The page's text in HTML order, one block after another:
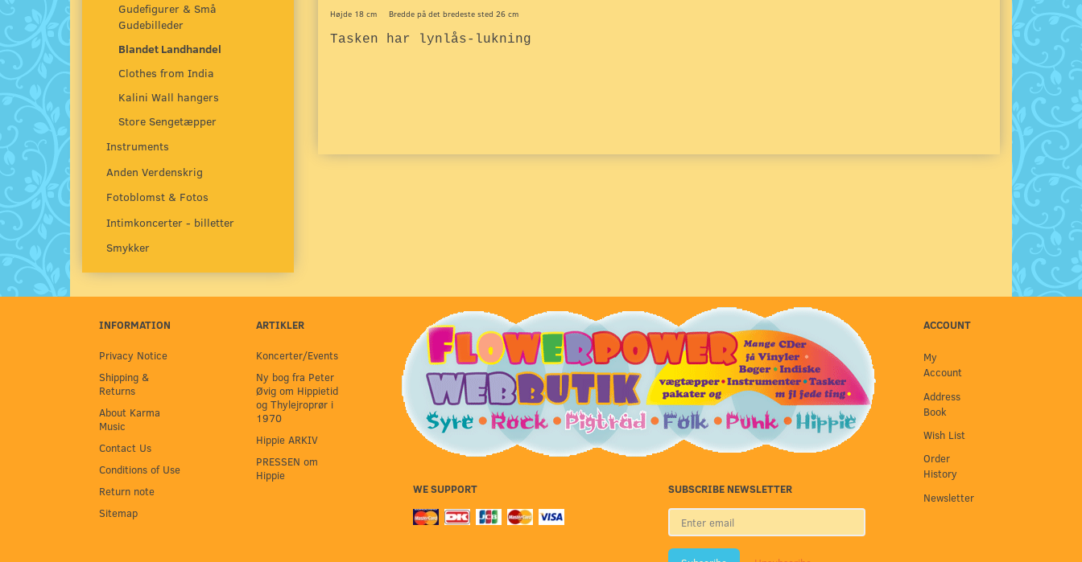
Gudefigurer & Små
Gudebilleder
Blandet Landhandel
Clothes from India
Kalini Wall hangers
Store Sengetæpper
Instruments
Anden Verdenskrig
Fotoblomst & Fotos
Intimkoncerter - billetter
Smykker
Højde 18 cm Bredde på det bredeste sted 26 cm
Tasken har lynlås-lukning
INFORMATION
Privacy Notice
Shipping &
Returns
About Karma
Music
Contact Us
Conditions of Use
Return note
Sitemap
ARTIKLER
Koncerter/Events
Ny bog fra Peter
Øvig om Hippietid
og Thylejroprør i
1970
Hippie ARKIV
PRESSEN om
Hippie
WE SUPPORT
SUBSCRIBE NEWSLETTER
Enter
email
ACCOUNT
My
Account
Address
Book
Wish List
Order
History
Newsletter